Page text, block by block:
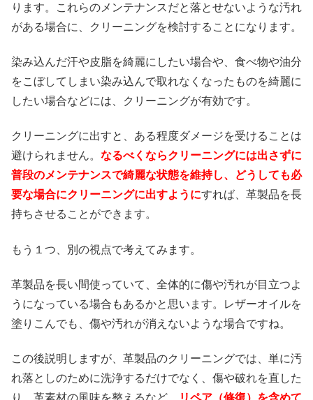
ります。これらのメンテナンスだと落とせないような汚れ
がある場合に、クリーニングを検討することになります。
染み込んだ汗や皮脂を綺麗にしたい場合や、食べ物や油分
をこぼしてしまい染み込んで取れなくなったものを綺麗に
したい場合などには、クリーニングが有効です。
クリーニングに出すと、ある程度ダメージを受けることは
避けられません。 なるべくならクリーニングには出さずに
普段のメンテナンスで綺麗な状態を維持し、どうしても必
要な場合にクリーニングに出すようにすれば、革製品を長
持ちさせることができます。
もう１つ、別の視点で考えてみます。
革製品を長い間使っていて、全体的に傷や汚れが目立つよ
うになっている場合もあるかと思います。レザーオイルを
塗りこんでも、傷や汚れが消えないような場合ですね。
この後説明しますが、革製品のクリーニングでは、単に汚
れ落としのために洗浄するだけでなく、傷や破れを直した